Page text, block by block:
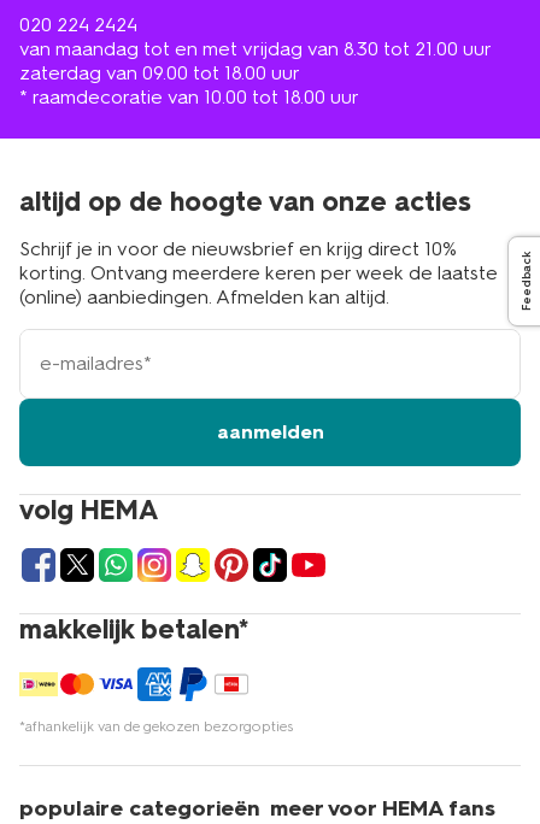
020 224 2424
van maandag tot en met vrijdag van 8.30 tot 21.00 uur
zaterdag van 09.00 tot 18.00 uur
* raamdecoratie van 10.00 tot 18.00 uur
volg HEMA
makkelijk betalen*
*afhankelijk van de gekozen bezorgopties
altijd op de hoogte van onze acties
Schrijf je in voor de nieuwsbrief en krijg direct 10%
korting. Ontvang meerdere keren per week de laatste
(online) aanbiedingen. Afmelden kan altijd.
e-
mailadres
aanmelden
populaire categorieën meer voor HEMA fans
Feedback